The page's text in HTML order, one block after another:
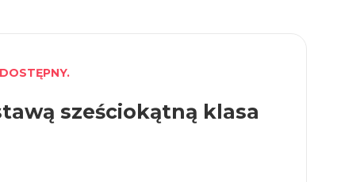
sześciokątną klasa